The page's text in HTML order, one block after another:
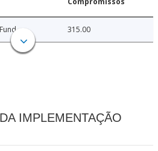
315.00
IMPLEMENTAÇÃO